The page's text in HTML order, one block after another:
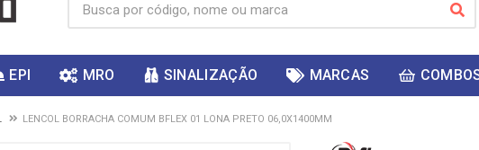
EPI MRO SINALIZAÇÃO MARCAS
LENCOL BORRACHA COMUM BFLEX 01 LONA PRETO 06,0X1400MM